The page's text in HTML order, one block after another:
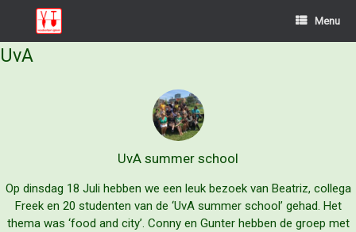
inhoud
Menu
UvA
UvA summer school
Op dinsdag 18 Juli hebben we een leuk bezoek van Beatriz, collega
Freek en 20 studenten van de ‘UvA summer school’ gehad. Het
thema was ‘food and city’. Conny en Gunter hebben de groep met